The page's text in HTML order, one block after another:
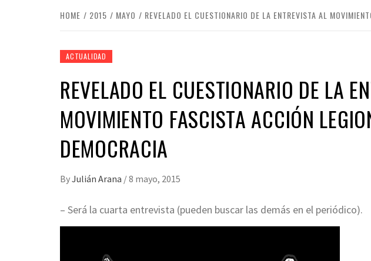
HOME 2015 MAYO REVELADO EL CUESTIONARIO DE LA ENTREVISTA AL
ACTUALIDAD
REVELADO EL CUESTIONARIO DE LA
MOVIMIENTO FASCISTA ACCIÓN
DEMOCRACIA
ByJulián Arana /8 mayo, 2015
– Será la cuarta entrevista (pueden buscar las demás en el periódico).